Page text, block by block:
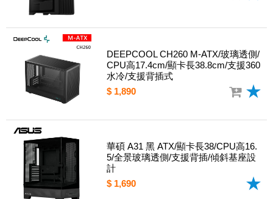
DEEPCOOL CH260 M-ATX/玻璃透側/
CPU高17.4cm/顯卡長38.8cm/支援360
水冷/支援背插式
$ 1,890
華碩 A31 黑 ATX/顯卡長38/CPU高16.
5/全景玻璃透側/支援背插/傾斜基座設
計
$ 1,690